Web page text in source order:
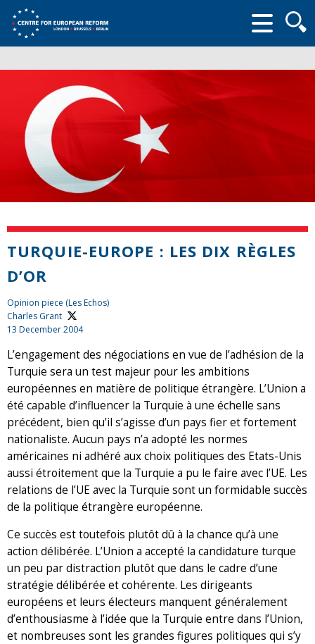
form
TURQUIE-EUROPE : LES DIX RÈGLES
D’OR
Opinion piece (Les Echos)
Charles Grant
13 December 2004
L’engagement des négociations en vue de l’adhésion de la
Turquie sera un test majeur pour les ambitions
européennes en matière de politique étrangère. L’Union a
été capable d’influencer la Turquie à une échelle sans
précédent, bien qu’il s’agisse d’un pays fier et fortement
nationaliste. Aucun pays n’a adopté les normes
américaines ni adhéré aux choix politiques des Etats-Unis
aussi étroitement que la Turquie a pu le faire avec l’UE. Les
relations de l’UE avec la Turquie sont un formidable succès
de la politique étrangère européenne.
Ce succès est toutefois plutôt dû à la chance qu’à une
action délibérée. L’Union a accepté la candidature turque
un peu par distraction plutôt que dans le cadre d’une
stratégie délibérée et cohérente. Les dirigeants
européens et leurs électeurs manquent généralement
d’enthousiasme à l’idée que la Turquie entre dans l’Union,
et nombreuses sont les grandes figures politiques qui s’y